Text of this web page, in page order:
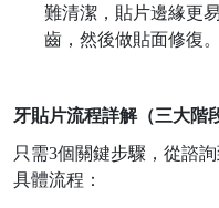
難清潔，貼片邊緣更
齒，然後做貼面修復。
牙貼片流程詳解（三大階
只需3個關鍵步驟，從諮
具體流程：